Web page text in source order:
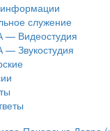
служение
Видеостудия
Звукостудия
сентября